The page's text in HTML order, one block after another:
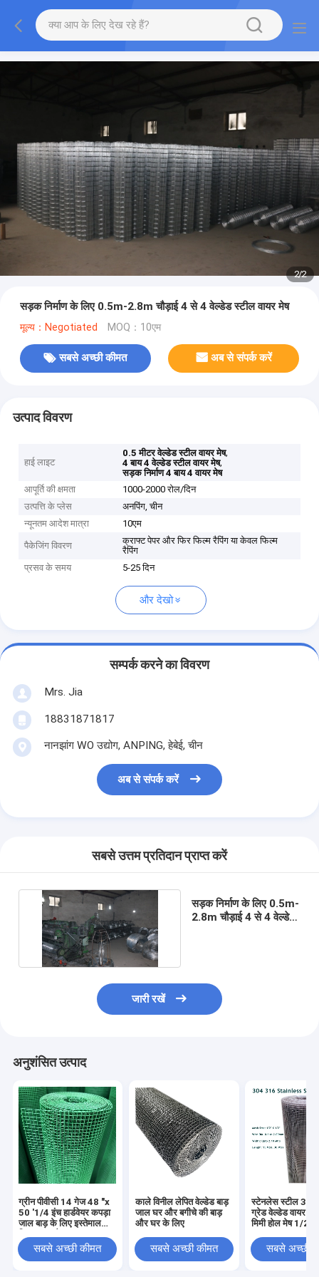
2/2
सड़क निर्माण के लिए 0.5m-2.8m चौड़ाई 4 से 4 वेल्डेड स्टील वायर मेष
मूल्य：Negotiated MOQ：10एम
सबसे अच्छी कीमत अब से संपर्क करें
उत्पाद विवरण
हाई लाइट
0.5 मीटर वेल्डेड स्टील वायर मेष,
4 बाय 4 वेल्डेड स्टील वायर मेष,
सड़क निर्माण 4 बाय 4 वायर मेष
आपूर्ति की क्षमता
1000-2000 रोल/दिन
उत्पत्ति के प्लेस
अनपिंग, चीन
न्यूनतम आदेश मात्रा
10एम
पैकेजिंग विवरण
क्राफ्ट पेपर और फिर फिल्म रैपिंग या केवल फिल्म
रैपिंग
प्रसव के समय
5-25 दिन
और देखो
सम्पर्क करने का विवरण
Mrs. Jia
18831871817
नानझांग WO उद्योग, ANPING, हेबेई, चीन
अब से संपर्क करें
सबसे उत्तम प्रतिदान प्राप्त करें
सड़क निर्माण के लिए 0.5m-
2.8m चौड़ाई 4 से 4 वेल्डेड
जारी रखें
अनुशंसित उत्पाद
ग्रीन पीवीसी 14 गेज 48 "x
50 '1/4 इंच हार्डवेयर कपड़ा
जाल बाड़ के लिए इस्तेमाल
सबसे अच्छी कीमत
काले विनील लेपित वेल्डेड बाड़
जाल घर और बगीचे की बाड़
और घर के लिए
सबसे अच्छी कीमत
स्टेनलेस स्टील
ग्रेड वेल्डेड वायर
मिमी होल मेष 1/2
सबसे अच्छी